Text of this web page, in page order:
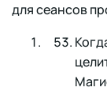
для сеансов